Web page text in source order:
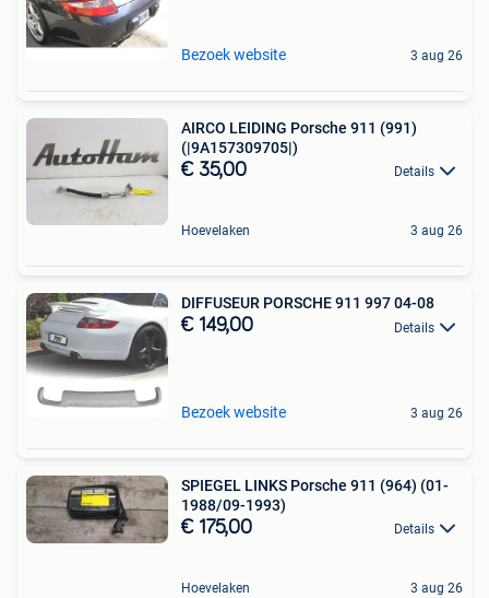
Bezoek website 3 aug 26
AIRCO LEIDING Porsche 911 (991)
(|9A157309705|)
€ 35,00 Details
Hoevelaken 3 aug 26
DIFFUSEUR PORSCHE 911 997 04-08
€ 149,00 Details
Bezoek website 3 aug 26
SPIEGEL LINKS Porsche 911 (964) (01-
1988/09-1993)
€ 175,00 Details
Hoevelaken 3 aug 26